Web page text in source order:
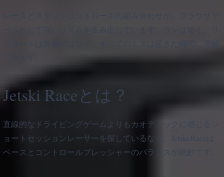
Jetski Raceとは？
直線的なドライビングゲームよりもカオティックに感じるシ
ョートセッションレーサーを探しているなら、Jetski Raceは
ペースとコントロールプレッシャーのバランスが絶妙です。